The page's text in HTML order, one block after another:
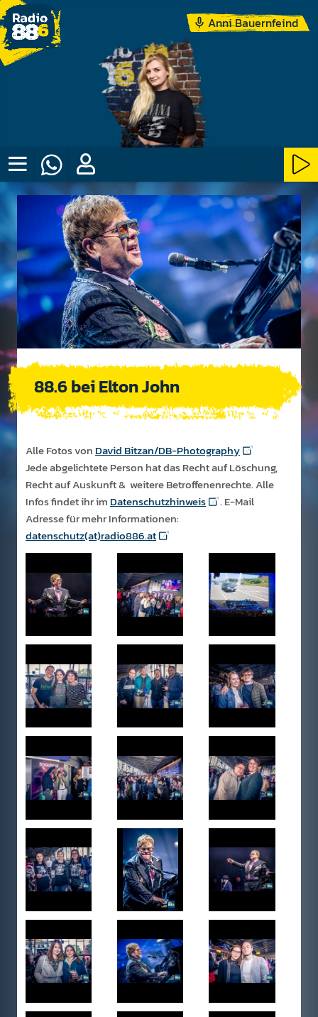
Anni Bauernfeind
88.6 bei Elton John
Alle Fotos von David Bitzan/DB-Photography
Jede abgelichtete Person hat das Recht auf Löschung,
Recht auf Auskunft & weitere Betroffenenrechte. Alle
Infos findet ihr im Datenschutzhinweis
. E-Mail
Adresse für mehr Informationen:
datenschutz(at)radio886.at